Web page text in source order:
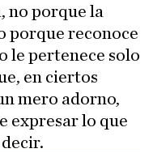
no porque la
porque reconoce
le pertenece solo
en ciertos
mero adorno,
expresar lo que